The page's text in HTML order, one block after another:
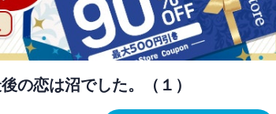
の恋は沼でした。（１）